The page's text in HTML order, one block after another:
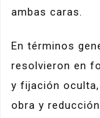
ambas caras.
En términos
resolvieron en
y fijación
obra y